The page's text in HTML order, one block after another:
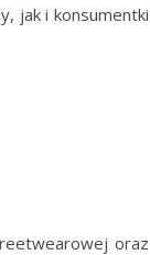
jak i konsumentki
oraz